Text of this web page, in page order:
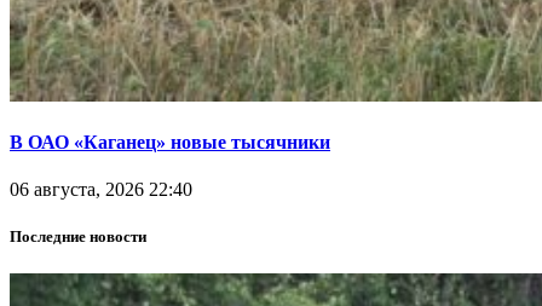
В ОАО «Каганец» новые тысячники
06 августа, 2026 22:40
Последние новости